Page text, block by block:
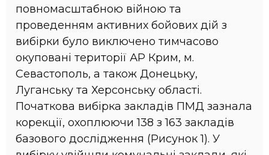
повномасштабною війною та
проведенням активних бойових дій з
вибірки було виключено тимчасово
окуповані території АР Крим, м.
Севастополь, а також Донецьку,
Луганську та Херсонську області.
Початкова вибірка закладів ПМД зазнала
корекції, охоплюючи 138 з 163 закладів
базового дослідження (Рисунок 1). У